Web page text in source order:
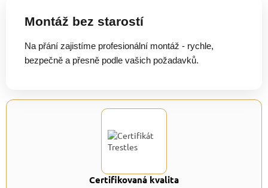
Montáž bez starostí
Na přání zajistíme profesionální montáž - rychle,
bezpečně a přesně podle vašich požadavků.
Certifikovaná kvalita